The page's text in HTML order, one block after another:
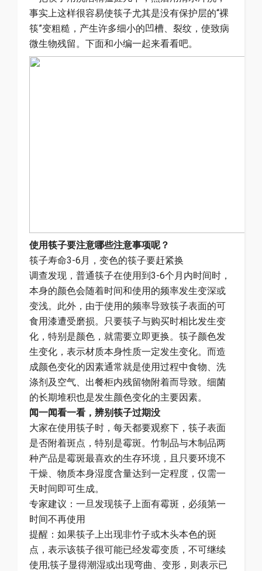
事实上这样很容易使筷子尤其是没有保护层的“裸
筷”变粗糙，产生许多细小的凹槽、裂纹，使致病
微生物残留。下面和小编一起来看看吧。
使用筷子要注意哪些注意事项呢？
筷子寿命3-6月，变色的筷子要赶紧换
调查发现，普通筷子在使用到3-6个月内时间时，
本身的颜色会随着时间和使用的频率发生变深或
变浅。此外，由于使用的频率导致筷子表面的可
食用漆遭受磨损。只要筷子与购买时相比发生变
化，特别是颜色，就需要立即更换。筷子颜色发
生变化，表示材质本身性质一定发生变化。而造
成颜色变化的因素通常就是使用过程中食物、洗
涤剂及空气、出餐柜内残留物附着而导致。细菌
的长期堆积也是发生颜色变化的主要因素。
闻一闻看一看，辨别筷子过期没
大家在使用筷子时，每天都要观察下，筷子表面
是否附着斑点，特别是霉斑。竹制品与木制品两
种产品是霉斑最喜欢的生存环境，且只要环境不
干燥、物质本身湿度含量达到一定程度，仅需一
天时间即可生成。
专家建议：一旦发现筷子上面有霉斑，必须第一
时间不再使用
提醒：如果筷子上出现非竹子或木头本色的斑
点，表示该筷子很可能已经发霉变质，不可继续
使用;筷子显得潮湿或出现弯曲、变形，则表示已